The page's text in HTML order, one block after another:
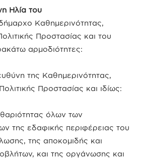
Ηλία του
Καθημερινότητας,
Προστασίας και του
αρμοδιότητες:
της Καθημερινότητας,
Προστασίας και ιδίως:
όλων των
της εδαφικής περιφέρειας του
της αποκομιδής και
και της οργάνωσης και